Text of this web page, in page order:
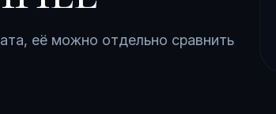
её можно отдельно сравнить